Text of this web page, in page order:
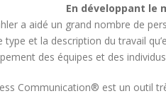
En développant le
a aidé un grand nombre de
type et la description du travail
des équipes et des
Communication® est un outil